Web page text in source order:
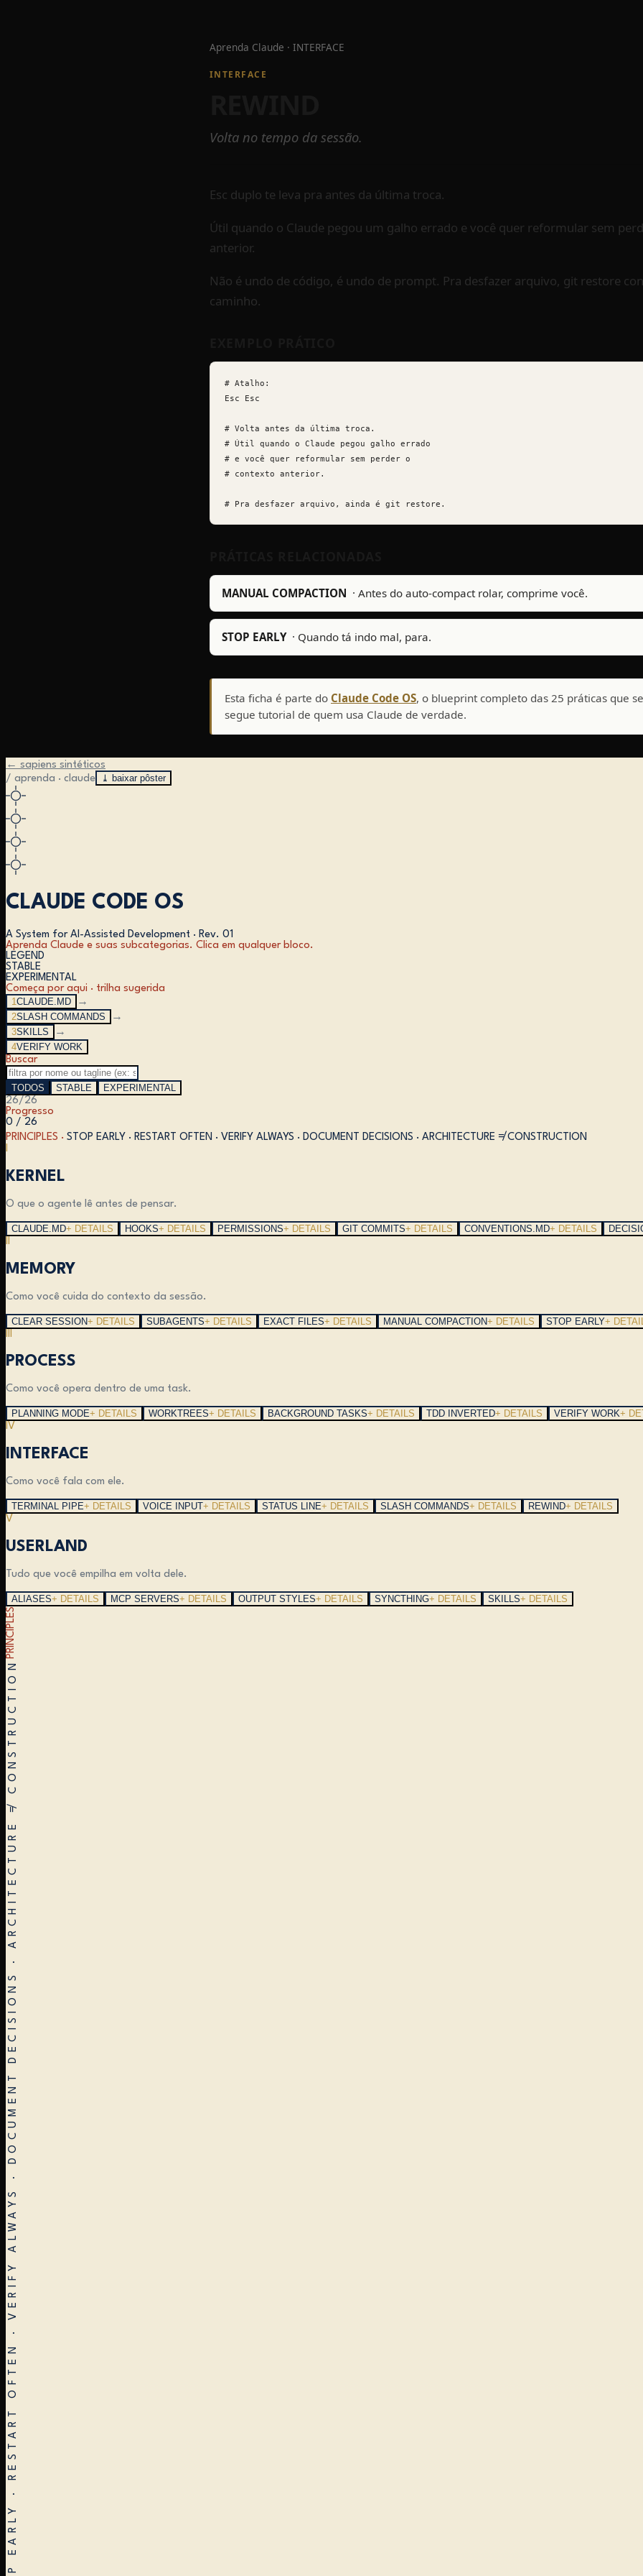
Aprenda Claude · INTERFACE
INTERFACE
Volta no tempo da sessão.
Esc duplo te leva pra antes da última troca.
Útil quando o Claude pegou um galho errado e você quer reformular sem
anterior.
Não é undo de código, é undo de prompt. Pra desfazer arquivo, git restore
caminho.
# Atalho:
Esc Esc
# Volta antes da última troca.
# Útil quando o Claude pegou galho errado
# e você quer reformular sem perder o
# contexto anterior.
# Pra desfazer arquivo, ainda é git restore.
MANUAL COMPACTION · Antes do auto-compact rolar, comprime você.
STOP EARLY · Quando tá indo mal, para.
Esta ficha é parte do Claude Code OS, o blueprint completo das 25 práticas que
segue tutorial de quem usa Claude de verdade.
← sapiens sintéticos
/ aprenda · claude
⤓ baixar pôster
CLAUDE CODE OS
A System for AI-Assisted Development · Rev. 01
Aprenda Claude e suas subcategorias. Clica em qualquer bloco.
LEGEND
STABLE
EXPERIMENTAL
Começa por aqui · trilha sugerida
1 CLAUDE.MD
→
2SLASH COMMANDS
→
3SKILLS
→
4VERIFY WORK
Buscar
TODOS STABLE
EXPERIMENTAL
26/ 26
Progresso
0 / 26
PRINCIPLES · STOP EARLY · RESTART OFTEN · VERIFY ALWAYS · DOCUMENT DECISIONS · ARCHITECTURE ≠ CONSTRUCTION
KERNEL
O que o agente lê antes de pensar.
CLAUDE.MD+ DETAILS HOOKS+ DETAILS PERMISSIONS+ DETAILS GIT COMMITS+ DETAILS CONVENTIONS.MD+ DETAILS
MEMORY
Como você cuida do contexto da sessão.
CLEAR SESSION+ DETAILS SUBAGENTS+ DETAILS EXACT FILES+ DETAILS MANUAL COMPACTION+ DETAILS STOP EARLY+
PROCESS
Como você opera dentro de uma task.
PLANNING MODE+ DETAILS WORKTREES+ DETAILS BACKGROUND TASKS+ DETAILS TDD INVERTED+ DETAILS VERIFY WORK+
IV
INTERFACE
Como você fala com ele.
TERMINAL PIPE+ DETAILS VOICE INPUT+ DETAILS STATUS LINE+ DETAILS SLASH COMMANDS+ DETAILS REWIND+ DETAILS
V
USERLAND
Tudo que você empilha em volta dele.
ALIASES+ DETAILS MCP SERVERS+ DETAILS OUTPUT STYLES+ DETAILS SYNCTHING+ DETAILS SKILLS+ DETAILS
PRINCIPLES
STOP EARLY · RESTART OFTEN · VERIFY ALWAYS · DOCUMENT DECISIONS · ARCHITECTURE ≠ CONSTRUCTION